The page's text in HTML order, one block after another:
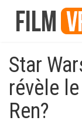
Star
révèle
Ren?